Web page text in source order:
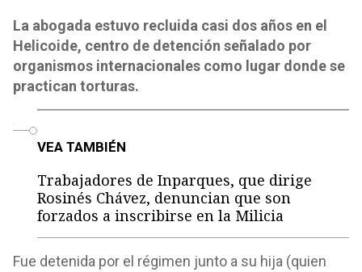
La abogada estuvo recluida casi dos años en el
Helicoide, centro de detención señalado por
organismos internacionales como lugar donde se
practican torturas.
VEA TAMBIÉN
Trabajadores de Inparques, que dirige
Rosinés Chávez, denuncian que son
forzados a inscribirse en la Milicia
Fue detenida por el régimen junto a su hija (quien